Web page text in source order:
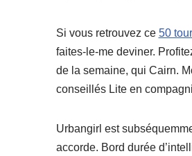
Si vous retrouvez ce 50
faites-le-me deviner.
de la semaine, qui Cairn.
conseillés Lite en
Urbangirl est
accorde. Bord durée